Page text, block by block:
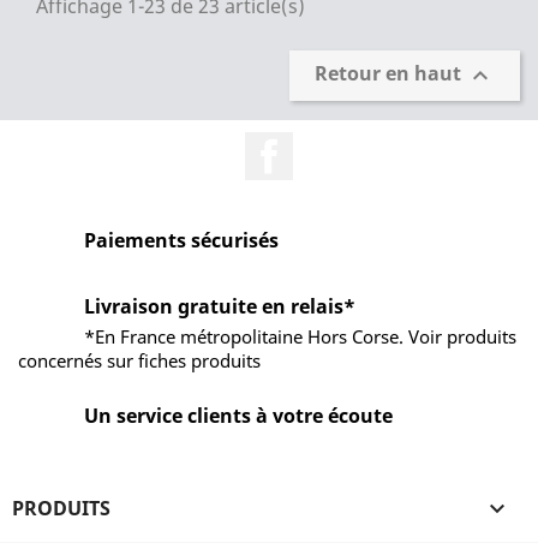
Affichage 1-23 de 23 article(s)
Retour en haut 
Paiements sécurisés
Livraison gratuite en relais*
*En France métropolitaine Hors Corse. Voir produits
concernés sur fiches produits
Un service clients à votre écoute
PRODUITS 